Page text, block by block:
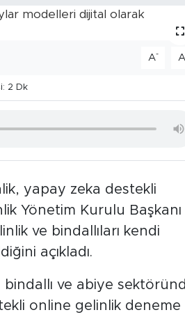
A- A
2 Dk
yapay zeka destekli
Yönetim Kurulu Başkanı
ve bindallıları kendi
açıkladı.
bindallı ve abiye
online gelinlik deneme